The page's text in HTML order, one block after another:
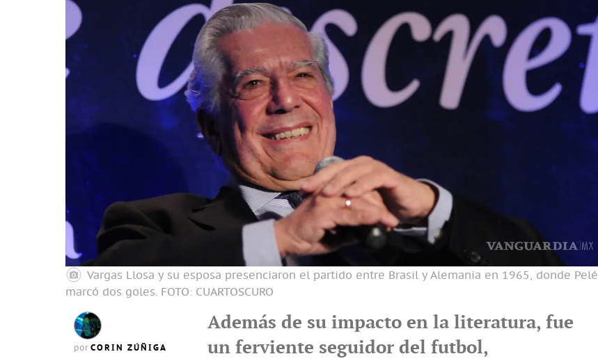
Vargas Llosa y su esposa presenciaron el partido entre Brasil y Alemania en 1965, donde Pelé
marcó dos goles. FOTO: CUARTOSCURO
por CORIN ZÚÑIGA
Además de su impacto en la literatura, fue
un ferviente seguidor del futbol,